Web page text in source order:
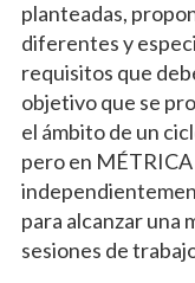
planteadas,
diferentes y
requisitos que
objetivo que se
el ámbito de un
pero en
para alcanzar una
sesiones de